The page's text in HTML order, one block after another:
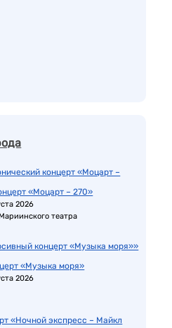
«Моцарт – 270»
2026
театра
«Музыка моря»
2026